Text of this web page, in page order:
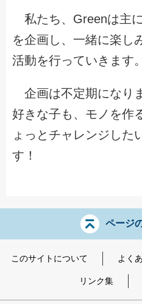
私たち、Greenは主
を企画し、一緒に楽し
活動を行っていきます。
企画は不定期になり
好きな子も、モノを作
ょっとチャレンジした
す！
ページ
このサイトについて よく
リンク集